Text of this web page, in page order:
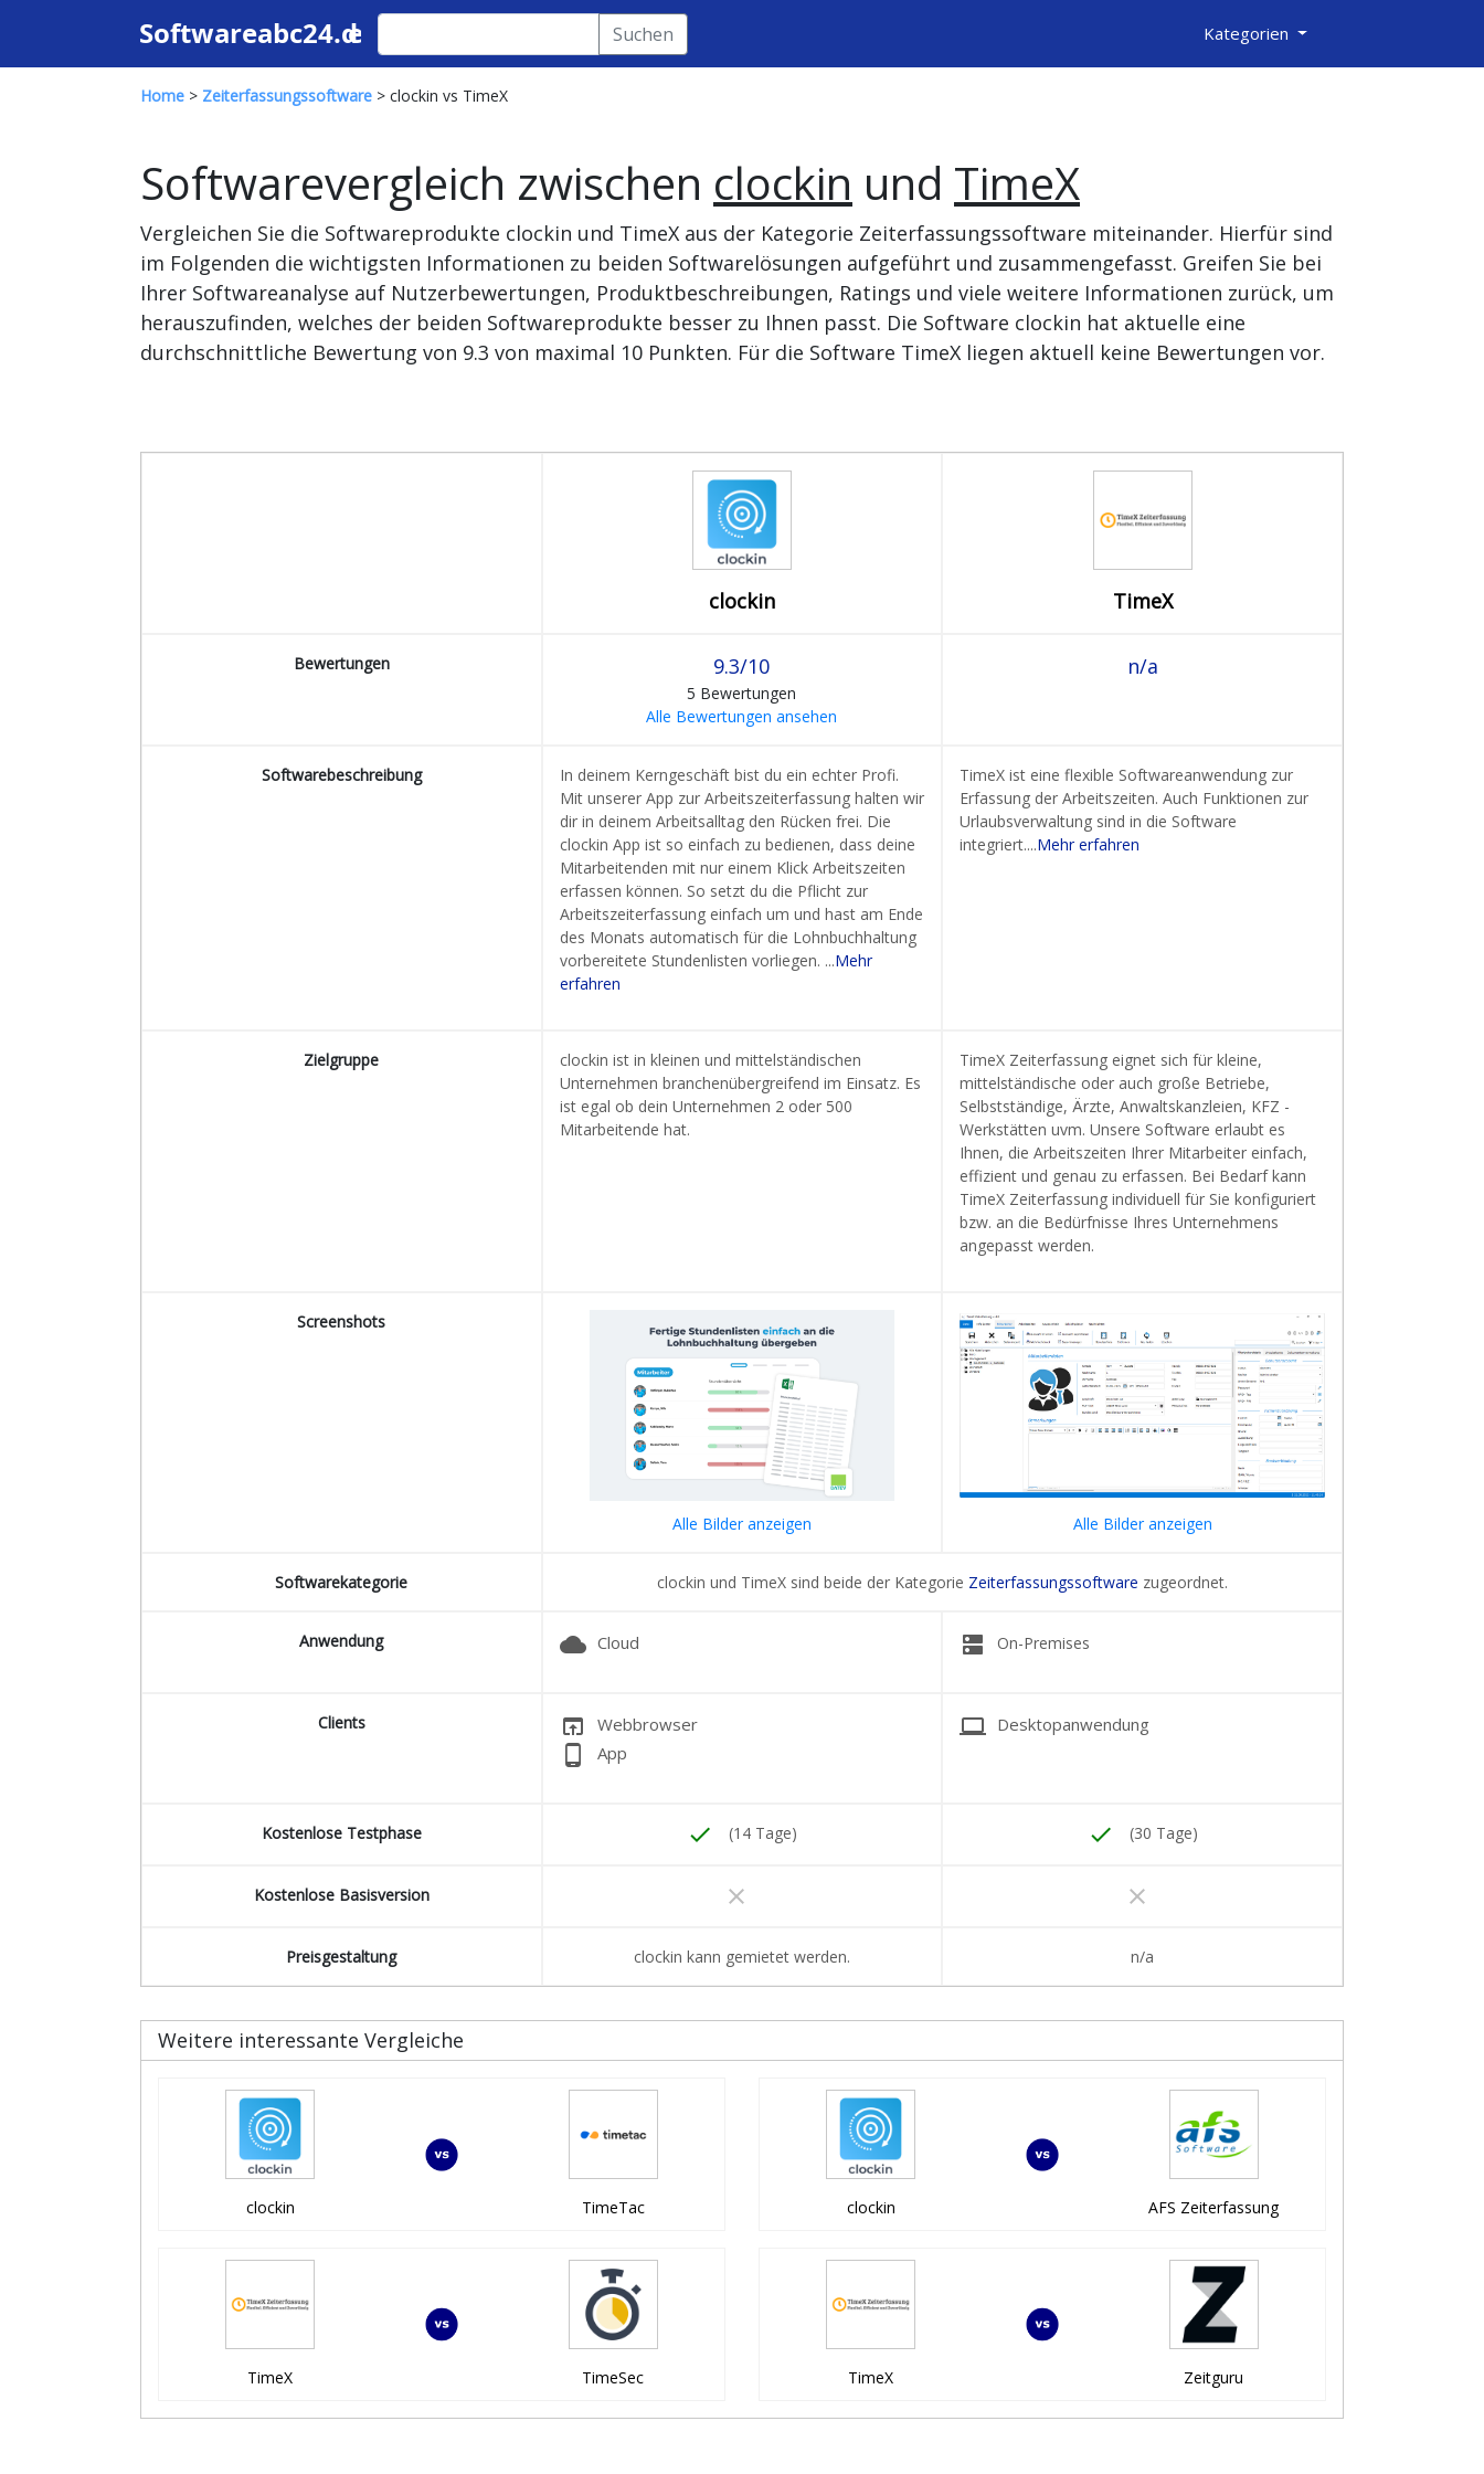
Suchen Kategorien
Home > Zeiterfassungssoftware > clockin vs TimeX
Softwarevergleich zwischen clockin und TimeX
Vergleichen Sie die Softwareprodukte clockin und TimeX aus der Kategorie Zeiterfassungssoftware miteinander. Hierfür sind
im Folgenden die wichtigsten Informationen zu beiden Softwarelösungen aufgeführt und zusammengefasst. Greifen Sie bei
Ihrer Softwareanalyse auf Nutzerbewertungen, Produktbeschreibungen, Ratings und viele weitere Informationen zurück, um
herauszufinden, welches der beiden Softwareprodukte besser zu Ihnen passt. Die Software clockin hat aktuelle eine
durchschnittliche Bewertung von 9.3 von maximal 10 Punkten. Für die Software TimeX liegen aktuell keine Bewertungen vor.
clockin TimeX
Bewertungen 9.3/10
5 Bewertungen
Alle Bewertungen ansehen
n/a
Softwarebeschreibung
In deinem Kerngeschäft bist du ein echter Profi.
Mit unserer App zur Arbeitszeiterfassung halten wir
dir in deinem Arbeitsalltag den Rücken frei. Die
clockin App ist so einfach zu bedienen, dass deine
Mitarbeitenden mit nur einem Klick Arbeitszeiten
erfassen können. So setzt du die Pflicht zur
Arbeitszeiterfassung einfach um und hast am Ende
des Monats automatisch für die Lohnbuchhaltung
vorbereitete Stundenlisten vorliegen. ...Mehr
erfahren
TimeX ist eine flexible Softwareanwendung zur
Erfassung der Arbeitszeiten. Auch Funktionen zur
Urlaubsverwaltung sind in die Software
integriert....Mehr erfahren
Zielgruppe
clockin ist in kleinen und mittelständischen
Unternehmen branchenübergreifend im Einsatz. Es
ist egal ob dein Unternehmen 2 oder 500
Mitarbeitende hat.
TimeX Zeiterfassung eignet sich für kleine,
mittelständische oder auch große Betriebe,
Selbstständige, Ärzte, Anwaltskanzleien, KFZ -
Werkstätten uvm. Unsere Software erlaubt es
Ihnen, die Arbeitszeiten Ihrer Mitarbeiter einfach,
effizient und genau zu erfassen. Bei Bedarf kann
TimeX Zeiterfassung individuell für Sie konfiguriert
bzw. an die Bedürfnisse Ihres Unternehmens
angepasst werden.
Screenshots
Alle Bilder anzeigen Alle Bilder anzeigen
Softwarekategorie clockin und TimeX sind beide der Kategorie Zeiterfassungssoftware zugeordnet.
Anwendung cloud Cloud dns On-Premises
Clients open_in_browser Webbrowser
phone_android App
laptop Desktopanwendung
Kostenlose Testphase done (14 Tage) done (30 Tage)
Kostenlose Basisversion clear clear
Preisgestaltung clockin kann gemietet werden. n/a
Weitere interessante Vergleiche
clockin TimeTac clockin AFS Zeiterfassung
TimeX TimeSec TimeX Zeitguru